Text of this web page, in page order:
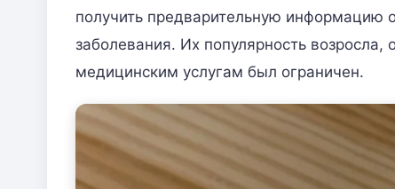
получить предварительную информацию
заболевания. Их популярность
медицинским услугам был ограничен.